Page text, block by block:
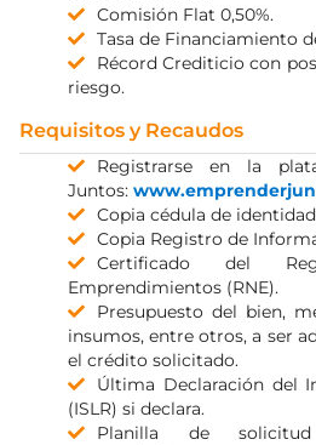
Comisión Flat 0,50%.
Tasa de Financiamiento
Récord Crediticio con
riesgo.
Requisitos y Recaudos
Registrarse en la
Juntos:
Copia cédula de
Copia Registro de
Certificado del
Emprendimientos (RNE).
Presupuesto del bien,
insumos, entre otros, a ser
el crédito solicitado.
Última Declaración del
(ISLR) si declara.
Planilla de